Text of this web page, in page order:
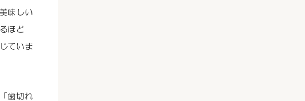
味しい
ほど
ていま
歯切れ